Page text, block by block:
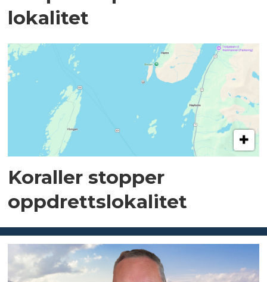
lokalitet
Koraller stopper
oppdrettslokalitet